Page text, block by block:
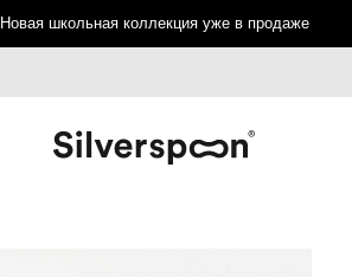
Новая школьная коллекция уже в продаже